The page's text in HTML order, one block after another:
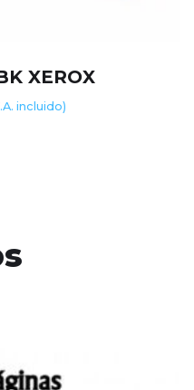
XEROX
incluido)